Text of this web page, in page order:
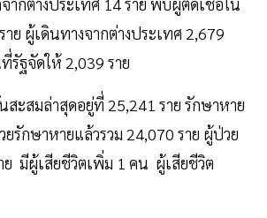
ย ผู้เดินทางจากต่างประเทศ 2,679
รัฐจัดให้ 2,039 ราย
ะสมล่าสุดอยู่ที่ 25,241 ราย รักษาหาย
รักษาหายแล้วรวม 24,070 ราย ผู้ป่วย
ย มีผู้เสียชีวิตเพิ่ม 1 คน ผู้เสียชีวิต